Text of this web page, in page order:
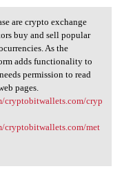
are
are crypto exchange
buy and sell popular
As the
adds functionality to
permission to read
pages.
cryptobitwallets.com/cryp
cryptobitwallets.com/met